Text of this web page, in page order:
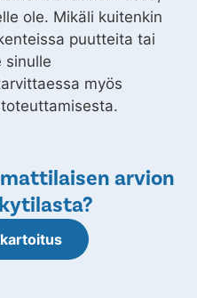
ole. Mikäli kuitenkin
puutteita tai
sinulle
myös
arvion